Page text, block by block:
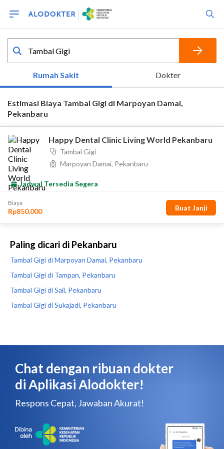
Paling dicari di Pekanbaru
Tambal Gigi di Marpoyan Damai, Pekanbaru
Tambal Gigi di Tampan, Pekanbaru
Tambal Gigi di Sail, Pekanbaru
Tambal Gigi di Sukajadi, Pekanbaru